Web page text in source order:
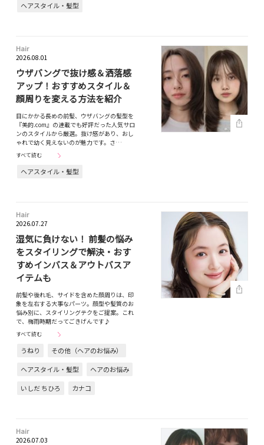
ヘアスタイル・髪型
Hair
2026.08.01
ウザバングで抜け感＆洒落感
アップ！おすすめスタイル＆
顔周りを変える方法を紹介
目にかかる長めの前髪、ウザバングの髪型を
『美的.com』の連載でも好評だった人気サロ
ンのスタイルから厳選。抜け感があり、おし
ゃれで幼く見えないのが魅力です。さ…
すべて読む
ヘアスタイル・髪型
Hair
2026.07.27
湿気に負けない！ 前髪の悩み
をスタイリングで解決・おす
すめインバス＆アウトバスア
イテムも
前髪や後れ毛、サイドを含めた顔周りは、印
象を左右する大事なパーツ。顔型や髪質のお
悩み別に、スタイリングテクをご提案。これ
で、梅雨時期だってごきげんです♪
すべて読む
うねり
その他（ヘアのお悩み）
ヘアスタイル・髪型
ヘアのお悩み
いしだ ちひろ
カナコ
Hair
2026.07.03